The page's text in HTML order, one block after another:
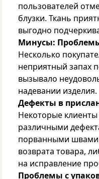
пользователей
блузки. Ткань
выгодно
Минусы:
Несколько
неприятный запах
вызывало
надевании изделия.
Дефекты в
Некоторые
различными
порванными
возврата товара,
на исправление
Проблемы с